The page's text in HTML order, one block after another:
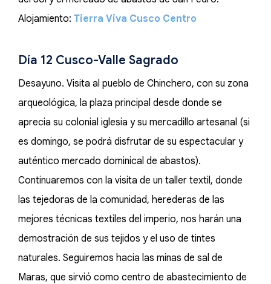
Alojamiento: Tierra Viva Cusco Centro
Día 12 Cusco-Valle Sagrado
Desayuno. Visita al pueblo de Chinchero, con su zona
arqueológica, la plaza principal desde donde se
aprecia su colonial iglesia y su mercadillo artesanal (si
es domingo, se podrá disfrutar de su espectacular y
auténtico mercado dominical de abastos).
Continuaremos con la visita de un taller textil, donde
las tejedoras de la comunidad, herederas de las
mejores técnicas textiles del imperio, nos harán una
demostración de sus tejidos y el uso de tintes
naturales. Seguiremos hacia las minas de sal de
Maras, que sirvió como centro de abastecimiento de